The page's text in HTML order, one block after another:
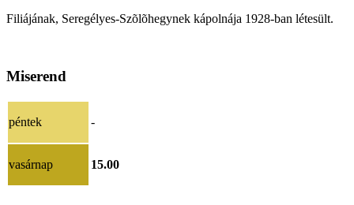
Filiájának, Seregélyes-Szõlõhegynek kápolnája 1928-ban létesült.
Miserend
péntek -
vasárnap 15.00